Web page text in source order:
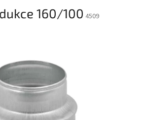
160/100 4509